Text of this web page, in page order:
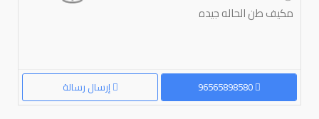
مكيف طن الحاله جيده
إرسال رسالة 96565898580